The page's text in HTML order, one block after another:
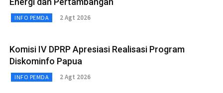
INFO PEMDA 2 Agt 2026
Komisi IV DPRP Apresiasi Realisasi Program
Diskominfo Papua
INFO PEMDA 2 Agt 2026